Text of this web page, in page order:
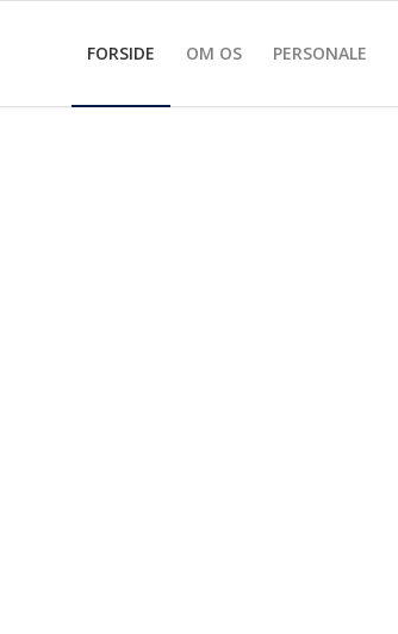
FORSIDE OM OS PERSONALE